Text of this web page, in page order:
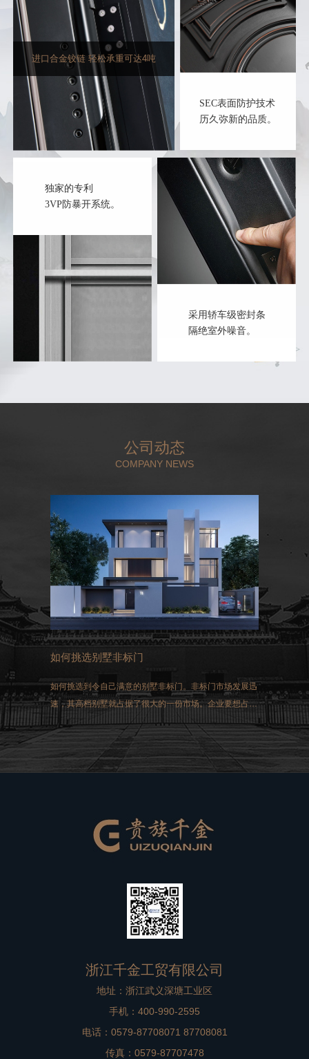
进口合金铰链 轻松承重可达4吨
SEC表面防护技术
历久弥新的品质。
独家的专利
3VP防暴开系统。
采用轿车级密封条
隔绝室外噪音。
公司动态
COMPANY NEWS
如何挑选别墅非标门
如何挑选到令自己满意的别墅非标门。非标门市场发展迅
速，其高档别墅就占据了很大的一份市场。企业要想占得
这一市场，选择生产的非标门就必须符合国家生产的标
准。同时做好三方面的工作：过硬的质量、先进的技术和
良好的品牌形象。在高档别墅在装修过程中，非标门是比
较重要的一个方面，选择到一款合适
浙江千金工贸有限公司
地址：浙江武义深塘工业区
手机：400-990-2595
电话：0579-87708071 87708081
传真：0579-87707478